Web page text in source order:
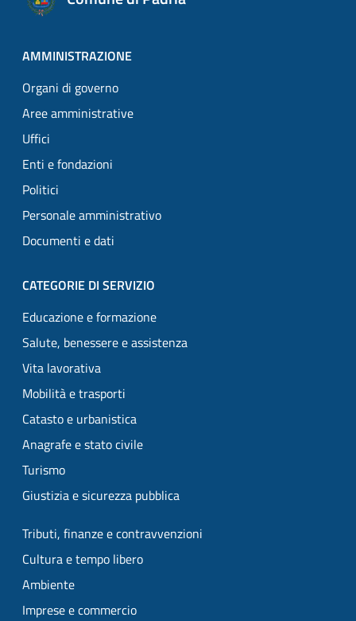
AMMINISTRAZIONE
Organi di governo
Aree amministrative
Uffici
Enti e fondazioni
Politici
Personale amministrativo
Documenti e dati
CATEGORIE DI SERVIZIO
Educazione e formazione
Salute, benessere e assistenza
Vita lavorativa
Mobilità e trasporti
Catasto e urbanistica
Anagrafe e stato civile
Turismo
Giustizia e sicurezza pubblica
Tributi, finanze e contravvenzioni
Cultura e tempo libero
Ambiente
Imprese e commercio